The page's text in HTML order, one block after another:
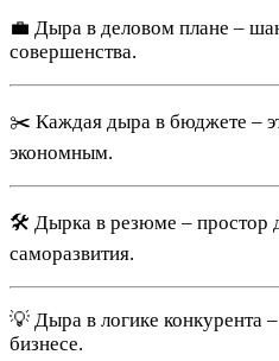
💼 Дыра в деловом плане –
совершенства.
✂️ Каждая дыра в бюджете –
экономным.
🛠️ Дырка в резюме – простор
саморазвития.
💡 Дыра в логике конкурента
бизнесе.